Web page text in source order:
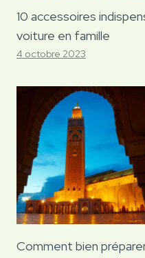
10 accessoires
voiture en famille
4 octobre 2023
Comment bien